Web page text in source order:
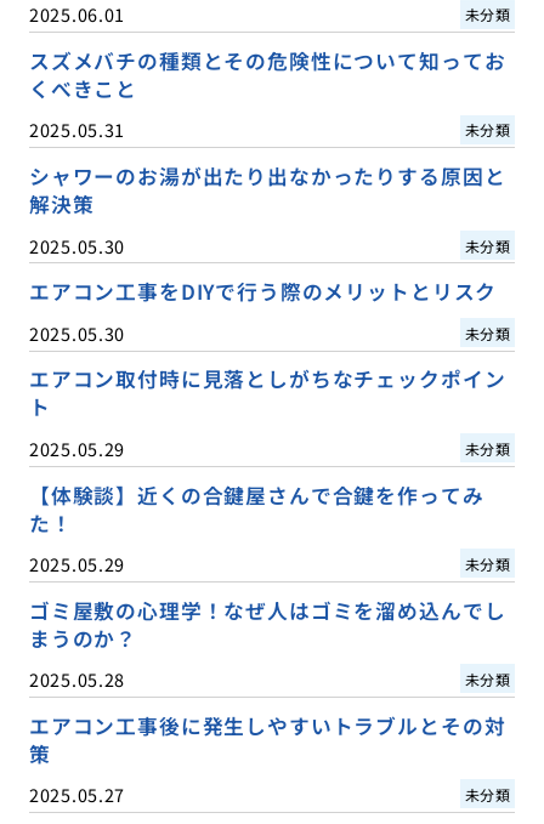
2025.06.01 未分類
スズメバチの種類とその危険性について知ってお
くべきこと
2025.05.31 未分類
シャワーのお湯が出たり出なかったりする原因と
解決策
2025.05.30 未分類
エアコン工事をDIYで行う際のメリットとリスク
2025.05.30 未分類
エアコン取付時に見落としがちなチェックポイン
ト
2025.05.29 未分類
【体験談】近くの合鍵屋さんで合鍵を作ってみ
た！
2025.05.29 未分類
ゴミ屋敷の心理学！なぜ人はゴミを溜め込んでし
まうのか？
2025.05.28 未分類
エアコン工事後に発生しやすいトラブルとその対
策
2025.05.27 未分類